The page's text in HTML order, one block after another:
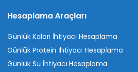
Hesaplama Araçları
Günlük Kalori İhtiyacı Hesaplama
Günlük Protein İhtiyacı Hesaplama
Günlük Su İhtiyacı Hesaplama